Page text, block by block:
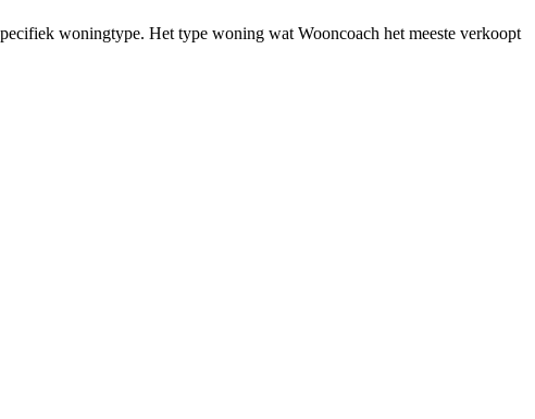
woningtype. Het type woning wat Wooncoach het meeste verkoopt